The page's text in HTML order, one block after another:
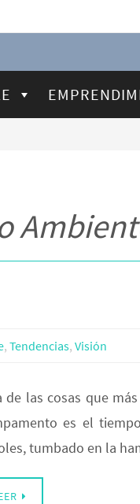
, Tendencias, Visión
de las cosas que
es el
tumbado en la